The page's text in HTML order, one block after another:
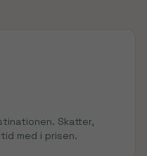
. Skatter,
med i prisen.